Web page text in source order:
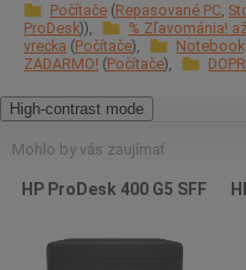
Počítače Repasované PC
ProDesk
% Zľavománia!
vrecka Počítače
ZADARMO! Počítače
High-contrast mode
Mohlo by vás zaujímať
HP ProDesk 400 G5 SFF